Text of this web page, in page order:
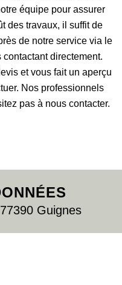
équipe pour assurer
des travaux, il suffit de
de notre service via le
directement.
et vous fait un aperçu
Nos professionnels
pas à nous contacter.
Guignes